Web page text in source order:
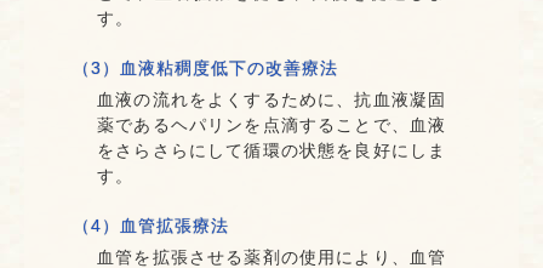
す。
（3）血液粘稠度低下の改善療法
血液の流れをよくするために、抗血液凝固
薬であるヘパリンを点滴することで、血液
をさらさらにして循環の状態を良好にしま
す。
（4）血管拡張療法
血管を拡張させる薬剤の使用により、血管